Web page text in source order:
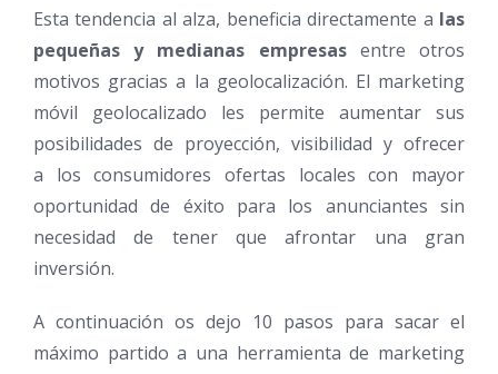
Esta tendencia al alza, beneficia directamente a las
pequeñas y medianas empresasentre otros
motivos gracias a la geolocalización. El marketing
móvil geolocalizado les permite aumentar sus
posibilidades de proyección, visibilidad y ofrecer
a los consumidores ofertas locales con mayor
oportunidad de éxito para los anunciantes sin
necesidad de tener que afrontar una gran
inversión.
A continuación os dejo 10 pasos para sacar el
máximo partido a una herramienta de marketing